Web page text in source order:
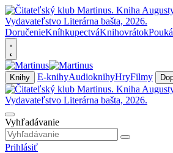
DoručenieKníhkupectváKnihovrátok
Knihy E-knihyAudioknihyHryFilmy
Vyhľadávanie
Prihlásiť